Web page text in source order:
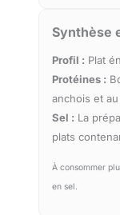
Synthèse
Profil : Plat
Protéines :
anchois et
Sel : La
plats
À consommer
en sel.